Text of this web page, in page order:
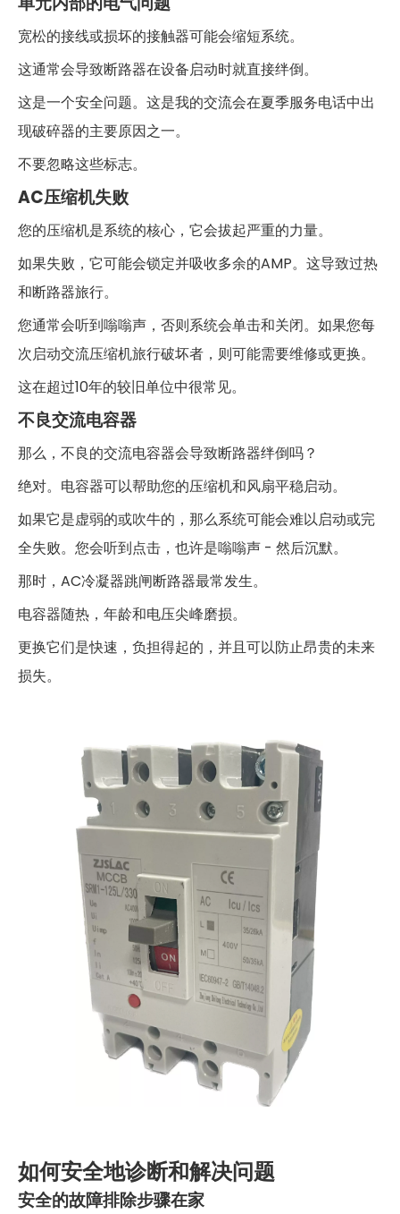
宽松的接线或损坏的接触器可能会缩短系统。
这通常会导致断路器在设备启动时就直接绊倒。
这是一个安全问题。这是我的交流会在夏季服务电话中出
现破碎器的主要原因之一。
不要忽略这些标志。
AC压缩机失败
您的压缩机是系统的核心，它会拔起严重的力量。
如果失败，它可能会锁定并吸收多余的AMP。这导致过热
和断路器旅行。
您通常会听到嗡嗡声，否则系统会单击和关闭。如果您每
次启动交流压缩机旅行破坏者，则可能需要维修或更换。
这在超过10年的较旧单位中很常见。
不良交流电容器
那么，不良的交流电容器会导致断路器绊倒吗？
绝对。电容器可以帮助您的压缩机和风扇平稳启动。
如果它是虚弱的或吹牛的，那么系统可能会难以启动或完
全失败。您会听到点击，也许是嗡嗡声 - 然后沉默。
那时，AC冷凝器跳闸断路器最常发生。
电容器随热，年龄和电压尖峰磨损。
更换它们是快速，负担得起的，并且可以防止昂贵的未来
损失。
如何安全地诊断和解决问题
安全的故障排除步骤在家